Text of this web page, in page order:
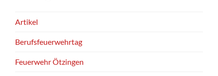
Artikel
Berufsfeuerwehrtag
Feuerwehr Ötzingen